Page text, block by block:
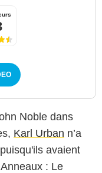
Noble dans
Karl Urban n’a
avaient
: Le